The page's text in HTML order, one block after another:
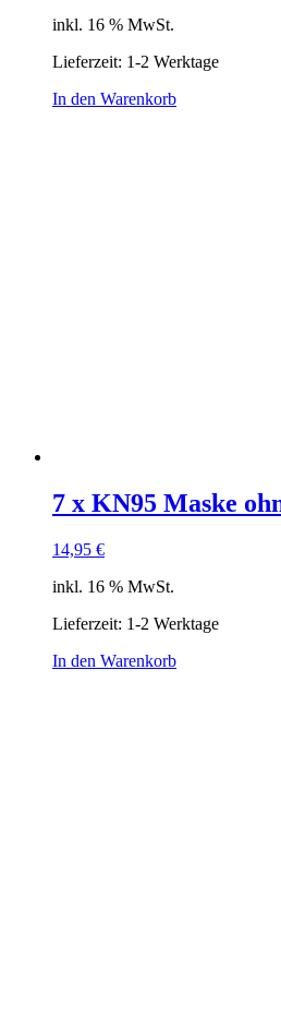
inkl. 16 % MwSt.
Lieferzeit: 1-2 Werktage
In den Warenkorb
7 x KN95 Mas­ke
14,95 €
inkl. 16 % MwSt.
Lieferzeit: 1-2 Werktage
In den Warenkorb